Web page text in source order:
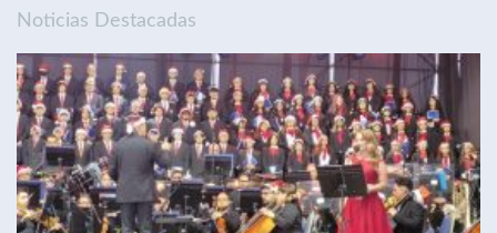
Noticias Destacadas